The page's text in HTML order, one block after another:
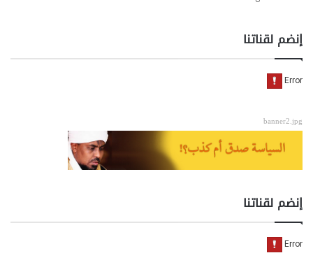
إنضم لقناتنا
banner2.jpg
إنضم لقناتنا